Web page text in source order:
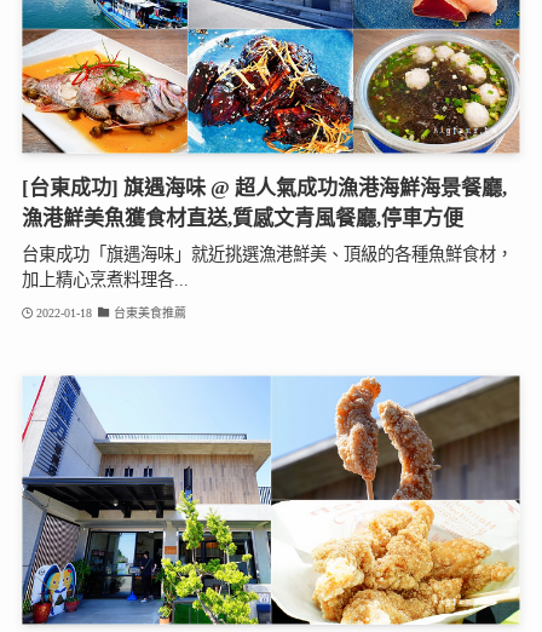
[台東成功] 旗遇海味 @ 超人氣成功漁港海鮮海景餐廳,
漁港鮮美魚獲食材直送,質感文青風餐廳,停車方便
台東成功「旗遇海味」就近挑選漁港鮮美、頂級的各種魚鮮食材，
加上精心烹煮料理各...
2022-01-18 台東美食推薦